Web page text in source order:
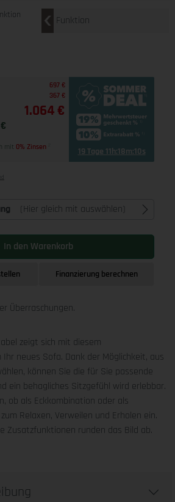
Funktion
697 €
367 €
1.064 €
mit 0% Zinsen 19 Tage 11h:18m:9s
(Hier gleich mit auswählen)
In den Warenkorb
Finanzierung berechnen
Überraschungen.
zeigt sich mit diesem
neues Sofa. Dank der Möglichkeit, aus
können Sie die für Sie passende
ein behagliches Sitzgefühl wird erlebbar.
ob als Eckkombination oder als
Relaxen, Verweilen und Erholen ein.
Zusatzfunktionen runden das Bild ab.